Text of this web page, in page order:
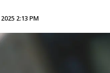
2:13 PM